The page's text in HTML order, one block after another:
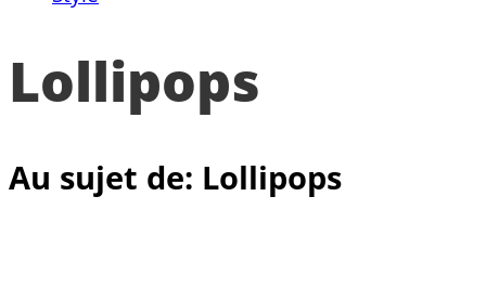
Lollipops
Au sujet de: Lollipops